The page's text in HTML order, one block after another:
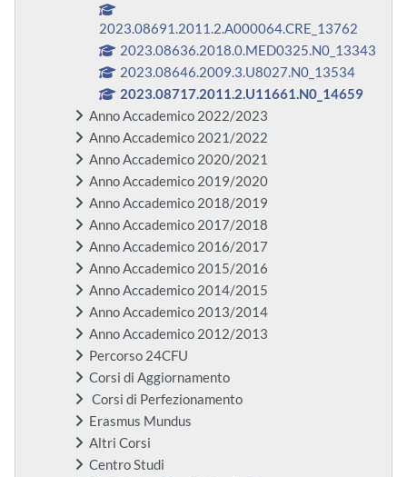
2023.08691.2011.2.A000064.CRE_13762
2023.08636.2018.0.MED0325.N0_13343
2023.08646.2009.3.U8027.N0_13534
2023.08717.2011.2.U11661.N0_14659
Anno Accademico 2022/2023
Anno Accademico 2021/2022
Anno Accademico 2020/2021
Anno Accademico 2019/2020
Anno Accademico 2018/2019
Anno Accademico 2017/2018
Anno Accademico 2016/2017
Anno Accademico 2015/2016
Anno Accademico 2014/2015
Anno Accademico 2013/2014
Anno Accademico 2012/2013
Percorso 24CFU
Corsi di Aggiornamento
Corsi di Perfezionamento
Erasmus Mundus
Altri Corsi
Centro Studi